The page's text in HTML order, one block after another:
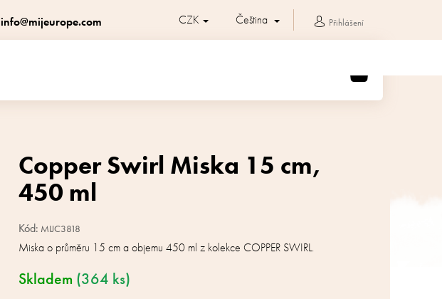
info@mijeurope.com CZK Čeština Přihlášení
NÁKUPNÍ
KOŠÍK
Skladem (364 ks)
Miska o průměru 15 cm a objemu 450 ml z kolekce COPPER SWIRL.
Copper Swirl Miska 15 cm,
450 ml
Kód: MIJC3818